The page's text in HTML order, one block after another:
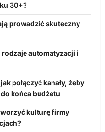
30+?
prowadzić skuteczny
automatyzacji i
połączyć kanały, żeby
do końca budżetu
kulturę firmy